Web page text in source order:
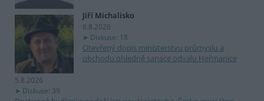
Jiří Michalisko
6.8.2026
Diskuse: 18
Otevřený dopis ministerstvu průmyslu a
obchodu ohledně sanace odvalu Heřmanice
5.8.2026
Diskuse: 39